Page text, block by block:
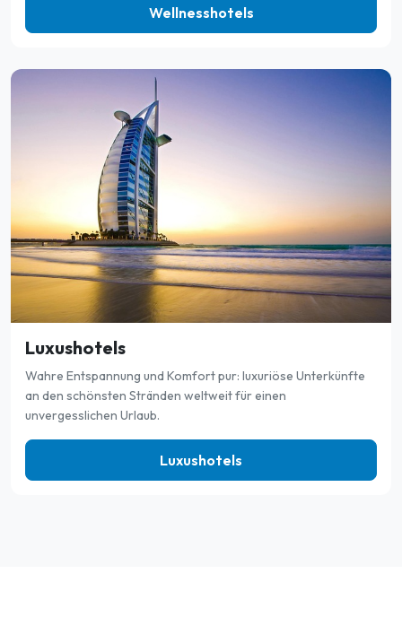
Wellnesshotels
Luxushotels
Wahre Entspannung und Komfort pur: luxuriöse Unterkünfte
an den schönsten Stränden weltweit für einen
unvergesslichen Urlaub.
Luxushotels